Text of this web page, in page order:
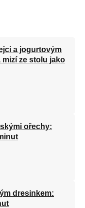
a jogurtovým
ze stolu jako
ořechy:
dresinkem: